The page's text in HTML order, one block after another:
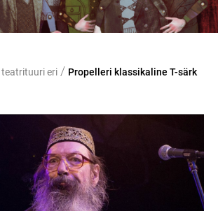
teatrituuri eri / Propelleri klassikaline T-särk